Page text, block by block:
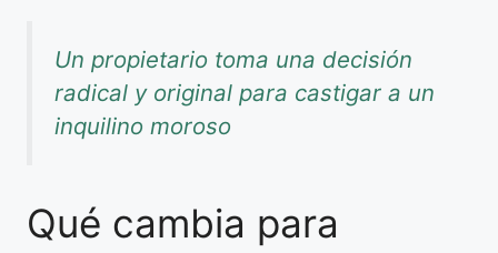
Un propietario toma una decisión
radical y original para castigar a un
inquilino moroso
Qué cambia para